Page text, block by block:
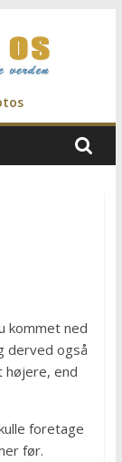
kommet ned
derved også
end
foretage
før.